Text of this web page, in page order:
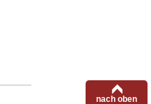
nach oben